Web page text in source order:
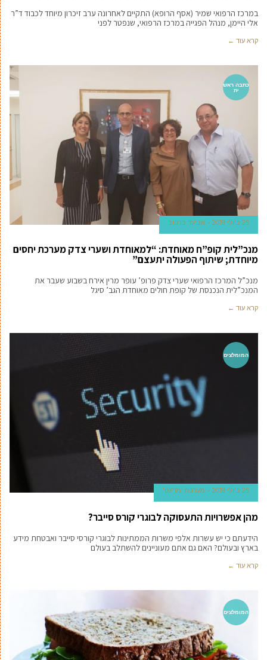
במרכז הרפואי שמיר (אסף הרופא) התקיים לאחרונה ערב זיכרון מיוחד לכבוד ד”ר
אלי היימן, מנהל הפגייה במרכז הרפואי, שנפטר לפני
קרא עוד ←
כתבה ראש
ית
25 ביולי 2019 אביעד ברטוב
מנכ”לית קופ”ח מאוחדת: “למאוחדת ושערי צדק מערכת יחסים
מיוחדת; שיתוף הפעולה יתעצם”
מנכ”ל המרכז הרפואי שערי צדק פרופ’ עופר מרין אירח בשבוע שעבר את
המנכ”לית הנכנסת של קופת חולים מאוחדת הגב’ סיגל
קרא עוד ←
המומלצים
25 ביולי 2019 מערכת 'מדינט'
מהן אפשרויות התעסוקה לבוגרי קורס סייבר?
הידעתם כי יש עשרות אלפי משרות הממתינות לבוגרי קורסי סייבר ואבטחת מידע
בארץ ובעולם? האם גם אתם מעוניינים להשתלב בעולם
קרא עוד ←
המומלצים